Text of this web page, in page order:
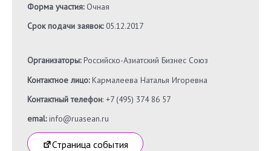
Форма участия:Очная
Срок подачи заявок:05.12.2017
Организаторы:Российско-Азиатский Бизнес Союз
Контактное лицо:Кармалеева Наталья Игоревна
Контактный телефон: +7 (495) 374 86 57
emal:info@ruasean.ru
Страница события